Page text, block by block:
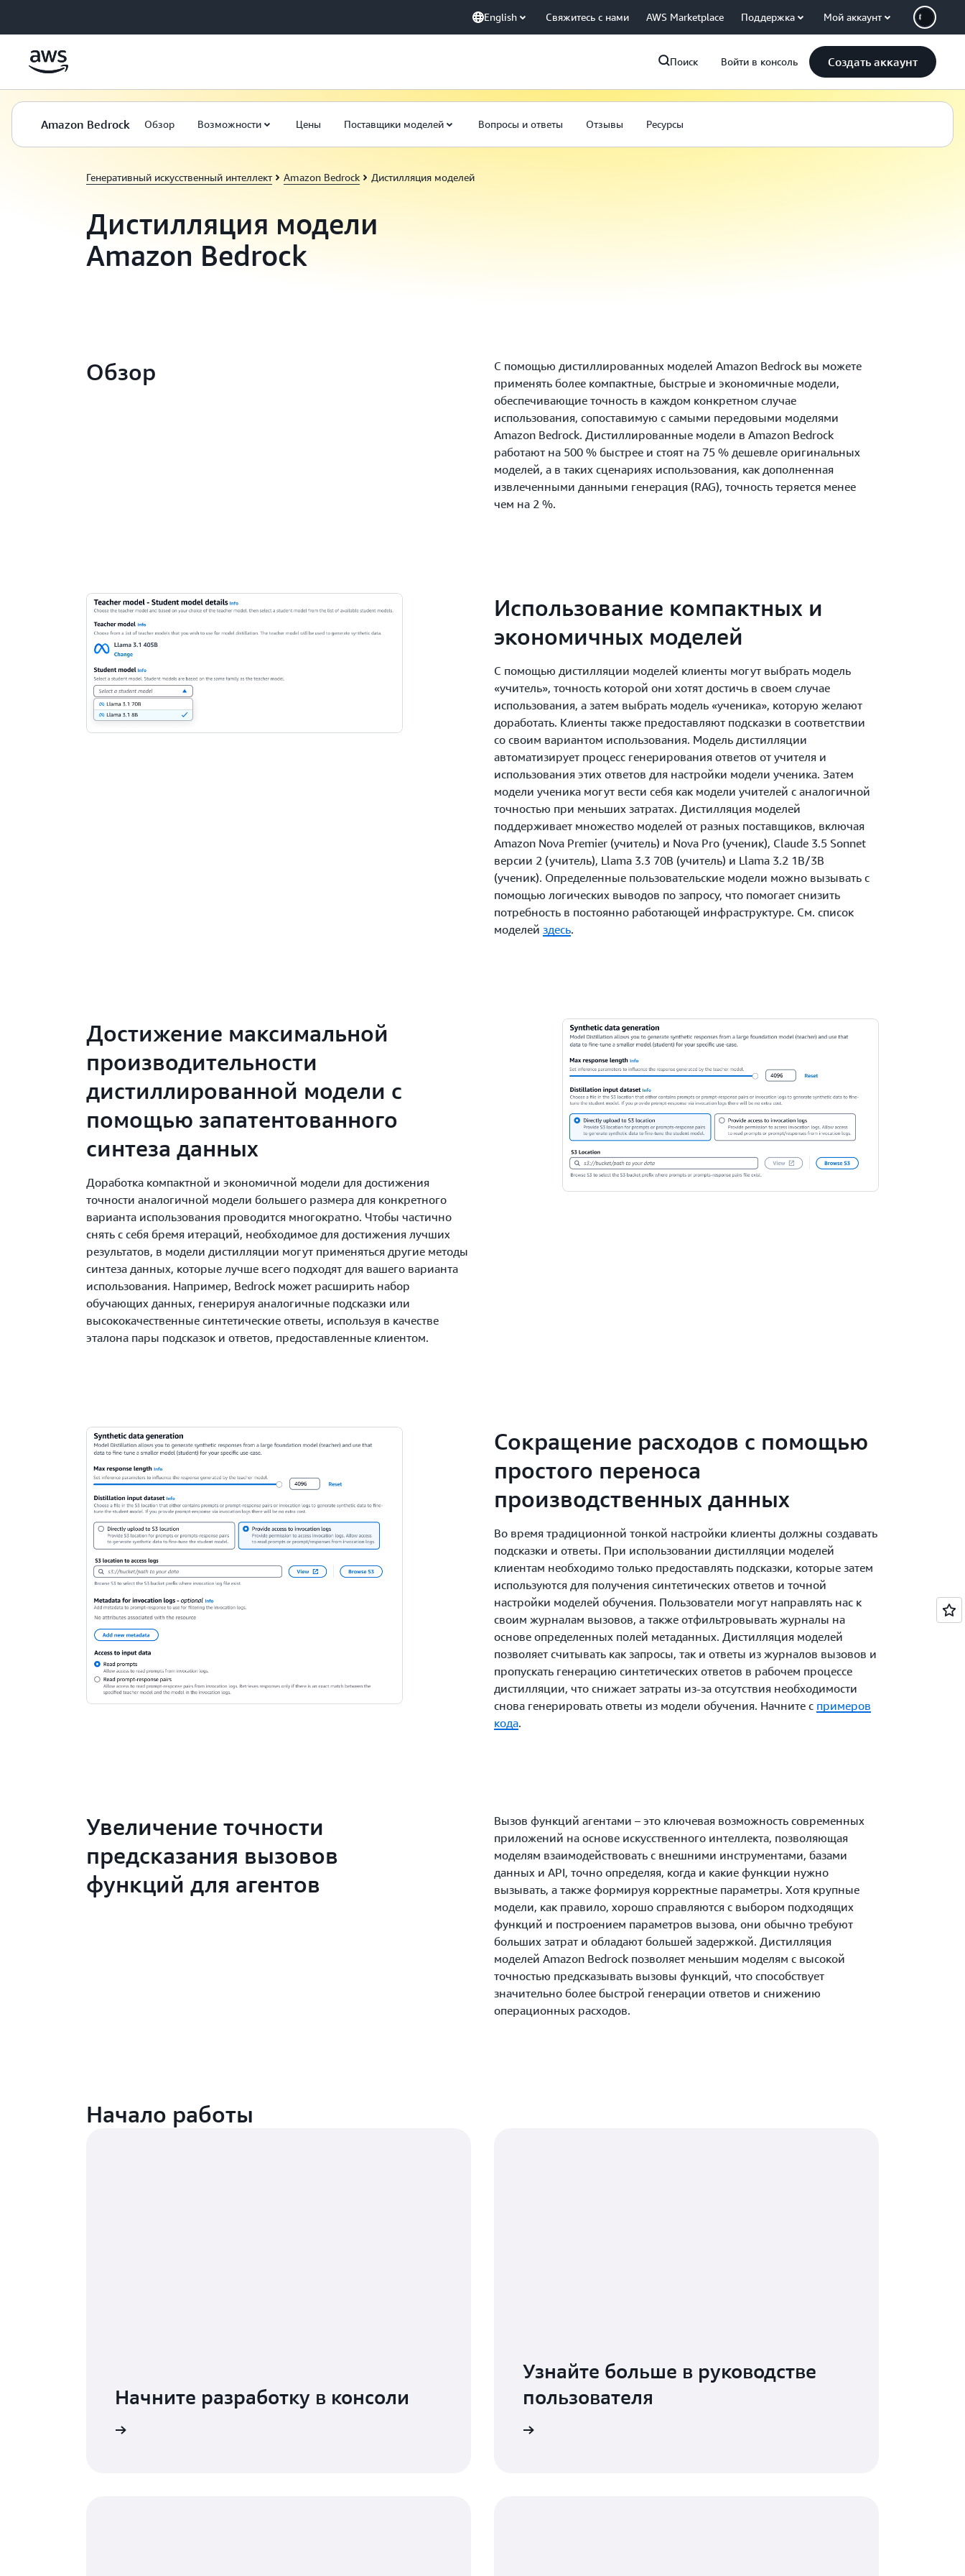
English Свяжитесь с нами AWS Marketplace Поддержка Мой аккаунт
Поиск Войти в консоль Создать аккаунт
Amazon Bedrock Обзор Возможности Цены Поставщики моделей Вопросы и ответы Отзывы Ресурсы
Генеративный искусственный интеллект Amazon Bedrock Дистилляция моделей
Дистилляция модели
Amazon Bedrock
Обзор
С помощью дистиллированных моделей Amazon Bedrock вы можете
применять более компактные, быстрые и экономичные модели,
обеспечивающие точность в каждом конкретном случае
использования, сопоставимую с самыми передовыми моделями
Amazon Bedrock. Дистиллированные модели в Amazon Bedrock
работают на 500 % быстрее и стоят на 75 % дешевле оригинальных
моделей, а в таких сценариях использования, как дополненная
извлеченными данными генерация (RAG), точность теряется менее
чем на 2 %.
Использование компактных и
экономичных моделей
С помощью дистилляции моделей клиенты могут выбрать модель
«учитель», точность которой они хотят достичь в своем случае
использования, а затем выбрать модель «ученика», которую желают
доработать. Клиенты также предоставляют подсказки в соответствии
со своим вариантом использования. Модель дистилляции
автоматизирует процесс генерирования ответов от учителя и
использования этих ответов для настройки модели ученика. Затем
модели ученика могут вести себя как модели учителей с аналогичной
точностью при меньших затратах. Дистилляция моделей
поддерживает множество моделей от разных поставщиков, включая
Amazon Nova Premier (учитель) и Nova Pro (ученик), Claude 3.5 Sonnet
версии 2 (учитель), Llama 3.3 70B (учитель) и Llama 3.2 1B/3B
(ученик). Определенные пользовательские модели можно вызывать с
помощью логических выводов по запросу, что помогает снизить
потребность в постоянно работающей инфраструктуре. См. список
моделей здесь.
Достижение максимальной
производительности
дистиллированной модели с
помощью запатентованного
синтеза данных
Доработка компактной и экономичной модели для достижения
точности аналогичной модели большего размера для конкретного
варианта использования проводится многократно. Чтобы частично
снять с себя бремя итераций, необходимое для достижения лучших
результатов, в модели дистилляции могут применяться другие методы
синтеза данных, которые лучше всего подходят для вашего варианта
использования. Например, Bedrock может расширить набор
обучающих данных, генерируя аналогичные подсказки или
высококачественные синтетические ответы, используя в качестве
эталона пары подсказок и ответов, предоставленные клиентом.
Сокращение расходов с помощью
простого переноса
производственных данных
Во время традиционной тонкой настройки клиенты должны создавать
подсказки и ответы. При использовании дистилляции моделей
клиентам необходимо только предоставлять подсказки, которые затем
используются для получения синтетических ответов и точной
настройки моделей обучения. Пользователи могут направлять нас к
своим журналам вызовов, а также отфильтровывать журналы на
основе определенных полей метаданных. Дистилляция моделей
позволяет считывать как запросы, так и ответы из журналов вызовов и
пропускать генерацию синтетических ответов в рабочем процессе
дистилляции, что снижает затраты из-за отсутствия необходимости
снова генерировать ответы из модели обучения. Начните с примеров
кода.
Увеличение точности
предсказания вызовов
функций для агентов
Вызов функций агентами – это ключевая возможность современных
приложений на основе искусственного интеллекта, позволяющая
моделям взаимодействовать с внешними инструментами, базами
данных и API, точно определяя, когда и какие функции нужно
вызывать, а также формируя корректные параметры. Хотя крупные
модели, как правило, хорошо справляются с выбором подходящих
функций и построением параметров вызова, они обычно требуют
больших затрат и обладают большей задержкой. Дистилляция
моделей Amazon Bedrock позволяет меньшим моделям с высокой
точностью предсказывать вызовы функций, что способствует
значительно более быстрой генерации ответов и снижению
операционных расходов.
Начало работы
Начните разработку в консоли
Узнайте больше в руководстве
пользователя